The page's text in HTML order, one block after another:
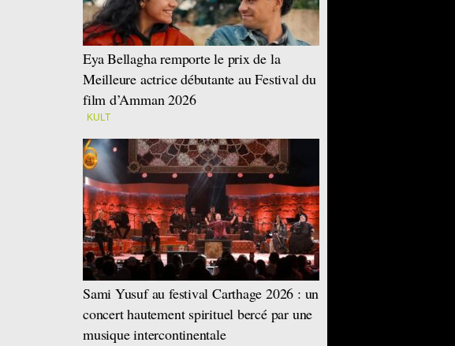
Eya Bellagha remporte le prix de la
Meilleure actrice débutante au Festival du
film d’Amman 2026
KULT
Sami Yusuf au festival Carthage 2026 : un
concert hautement spirituel bercé par une
musique intercontinentale